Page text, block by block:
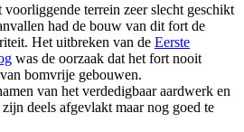
voorliggende terrein zeer slecht geschikt
had de bouw van dit fort de
Het uitbreken van de Eerste
was de oorzaak dat het fort nooit
bomvrije gebouwen.
van het verdedigbaar aardwerk en
deels afgevlakt maar nog goed te